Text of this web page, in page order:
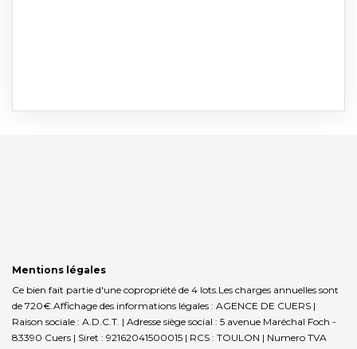
Mentions légales
Ce bien fait partie d'une copropriété de 4 lots.Les charges annuelles sont
de 720€. Affichage des informations légales : AGENCE DE CUERS |
Raison sociale : A.D.C.T. | Adresse siège social : 5 avenue Maréchal Foch -
83390 Cuers | Siret : 92162041500015 | RCS : TOULON | Numero TVA